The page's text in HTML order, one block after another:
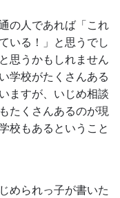
の人であれば「これ
いる！」と思うでし
思うかもしれません
学校がたくさんある
ますが、いじめ相談
たくさんあるのが現
校もあるということ
められっ子が書いた